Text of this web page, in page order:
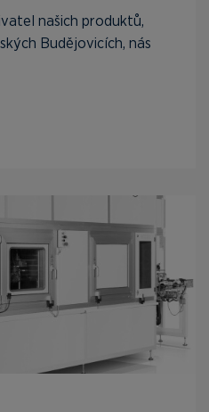
našich produktů,
Budějovicích, nás